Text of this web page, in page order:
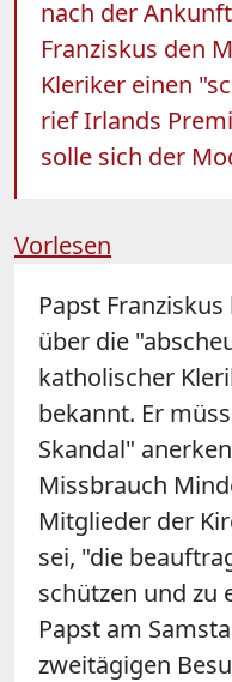
nach der
Franziskus den
Kleriker einen
rief Irlands
solle sich der
Vorlesen
Papst
über die
katholischer
bekannt. Er
Skandal"
Missbrauch
Mitglieder der
sei, "die
schützen und zu
Papst am
zweitägigen